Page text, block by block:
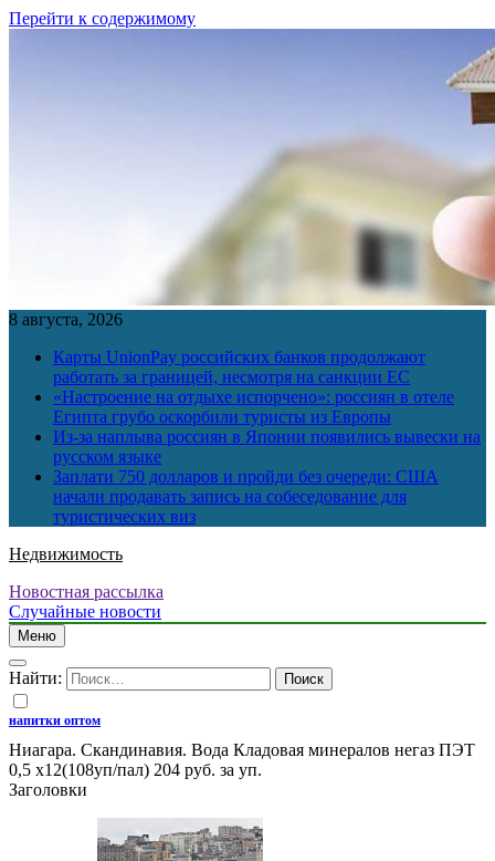
Перейти к содержимому
8 августа, 2026
Карты UnionPay российских банков продолжают
работать за границей, несмотря на санкции ЕС
«Настроение на отдыхе испорчено»: россиян в отеле
Египта грубо оскорбили туристы из Европы
Из-за наплыва россиян в Японии появились вывески на
русском языке
Заплати 750 долларов и пройди без очереди: США
начали продавать запись на собеседование для
туристических виз
Недвижимость
Новостная рассылка
Случайные новости
Меню
Найти:
напитки оптом
Ниагара. Скандинавия. Вода Кладовая минералов негаз ПЭТ
0,5 х12(108уп/пал) 204 руб. за уп.
Заголовки